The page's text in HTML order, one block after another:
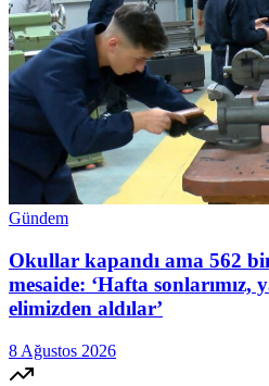
Gündem
Okullar kapandı ama 562
mesaide: ‘Hafta
elimizden aldılar’
8 Ağustos 2026